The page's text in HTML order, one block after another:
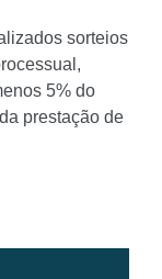
sorteios
5% do
prestação de